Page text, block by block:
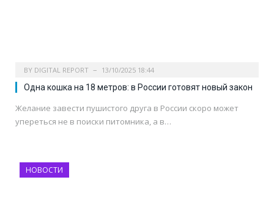
BY DIGITAL REPORT 13/10/2025 18:44
Одна кошка на 18 метров: в России готовят новый закон
Желание завести пушистого друга в России скоро может
упереться не в поиски питомника, а в…
НОВОСТИ